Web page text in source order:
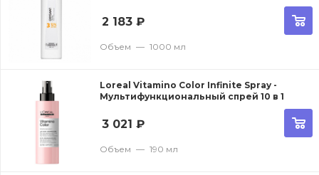
2 183 ₽
Объем — 1000 мл
Loreal Vitamino Color Infinite Spray -
Мультифункциональный спрей 10 в 1
3 021 ₽
Объем — 190 мл